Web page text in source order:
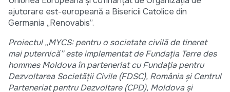
ajutorare est-europeană a Bisericii Catolice din
Germania „Renovabis”.
Proiectul „MYCS: pentru o societate civilă de tineret
mai puternică” este implementat de Fundația Terre des
hommes Moldova în parteneriat cu Fundația pentru
Dezvoltarea Societății Civile (FDSC), România și Centrul
Parteneriat pentru Dezvoltare (CPD), Moldova și